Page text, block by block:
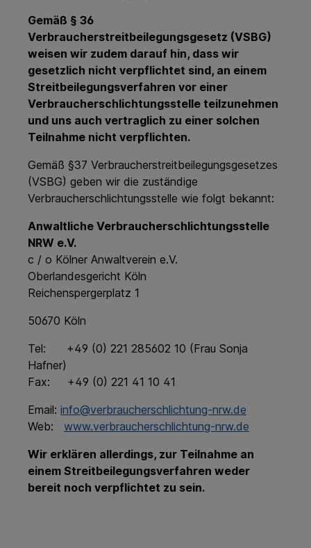
Gemäß § 36
Verbraucherstreitbeilegungsgesetz (VSBG)
weisen wir zudem darauf hin, dass wir
gesetzlich nicht verpflichtet sind, an einem
Streitbeilegungsverfahren vor einer
Verbraucherschlichtungsstelle teilzunehmen
und uns auch vertraglich zu einer solchen
Teilnahme nicht verpflichten.
Gemäß §37 Verbraucherstreitbeilegungsgesetzes
(VSBG) geben wir die zuständige
Verbraucherschlichtungsstelle wie folgt bekannt:
Anwaltliche Verbraucherschlichtungsstelle
NRW e.V.
c / o Kölner Anwaltverein e.V.
Oberlandesgericht Köln
Reichenspergerplatz 1
50670 Köln
Tel: +49 (0) 221 285602 10 (Frau Sonja
Hafner)
Fax: +49 (0) 221 41 10 41
Email: info@verbraucherschlichtung-nrw.de
Web: www.verbraucherschlichtung-nrw.de
Wir erklären allerdings, zur Teilnahme an
einem Streitbeilegungsverfahren weder
bereit noch verpflichtet zu sein.